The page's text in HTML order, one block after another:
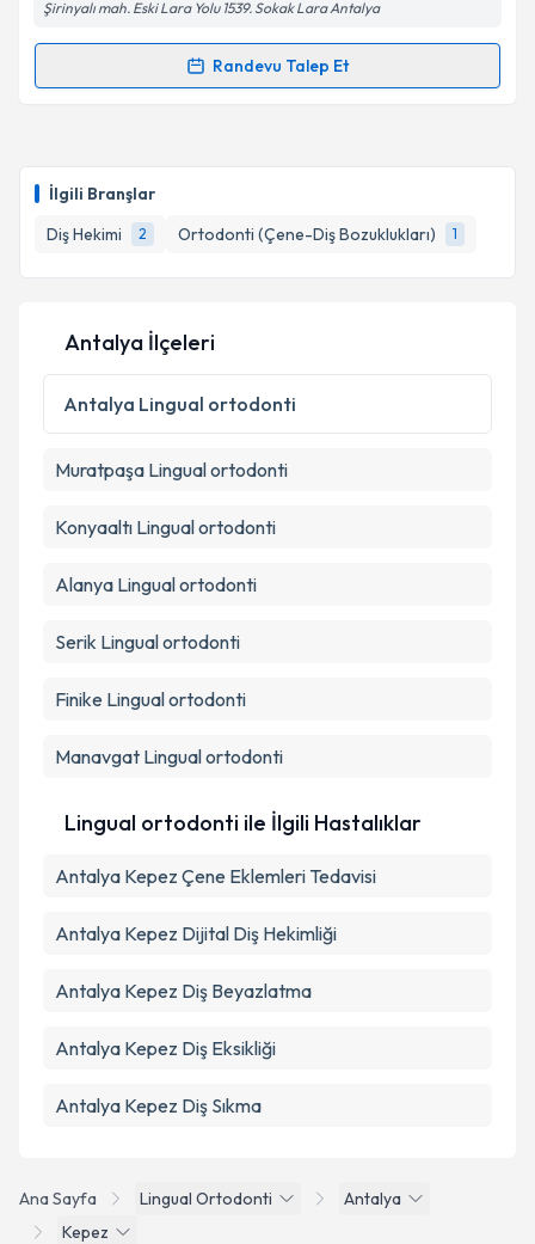
İlgili Branşlar
Diş Hekimi
2 Ortodonti (Çene-Diş Bozuklukları) 1
Kişisel verilerimin işlenmesine ilişkinAydınlatma
Şirinyalı mah. Eski Lara Yolu 1539. Sokak Lara Antalya
Randevu Talep Et
Randevu Takvimi Talebi
takvim hazırlandığında e-posta ile bilgilendireceğiz.
E-posta Adresiniz
Kişisel verilerimin işlenmesine ilişkinAydınlatma
Metni
'ni okudum ve kişisel verilerimin belirtilen
kapsamda işlenmesini kabul ediyorum.
Ana Sayfa Lingual Ortodonti
Antalya
Kepez
Antalya İlçeleri
Antalya Lingual ortodonti
Muratpaşa Lingual ortodonti
Konyaaltı Lingual ortodonti
Alanya Lingual ortodonti
Serik Lingual ortodonti
Finike Lingual ortodonti
Manavgat Lingual ortodonti
Lingual ortodonti ile İlgili Hastalıklar
Antalya Kepez Çene Eklemleri Tedavisi
Antalya Kepez Dijital Diş Hekimliği
Antalya Kepez Diş Beyazlatma
Antalya Kepez Diş Eksikliği
Antalya Kepez Diş Sıkma